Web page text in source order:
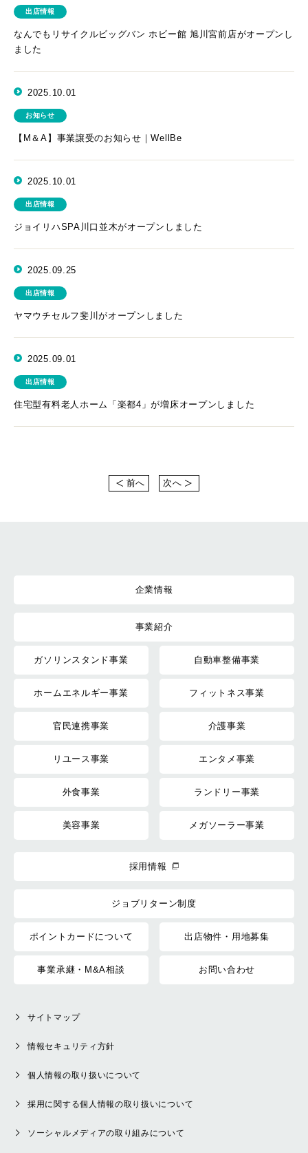
出店情報
なんでもリサイクルビッグバン ホビー館 旭川宮前店がオープンし
ました
2025.10.01
お知らせ
【M＆A】事業譲受のお知らせ｜WellBe
2025.10.01
出店情報
ジョイリハSPA川口並木がオープンしました
2025.09.25
出店情報
ヤマウチセルフ斐川がオープンしました
2025.09.01
出店情報
住宅型有料老人ホーム「楽都4」が増床オープンしました
前へ 次へ
企業情報
事業紹介
ガソリンスタンド事業 自動車整備事業
ホームエネルギー事業 フィットネス事業
官民連携事業 介護事業
リユース事業 エンタメ事業
外食事業 ランドリー事業
美容事業 メガソーラー事業
採用情報
ジョブリターン制度
ポイントカードについて 出店物件・用地募集
事業承継・M&A相談 お問い合わせ
サイトマップ
情報セキュリティ方針
個人情報の取り扱いについて
採用に関する個人情報の取り扱いについて
ソーシャルメディアの取り組みについて